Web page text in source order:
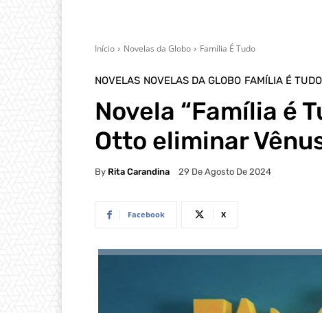
Início Novelas da Globo Família É Tudo
NOVELAS NOVELAS DA GLOBO FAMÍLIA É TUDO
Novela “Família é
Otto eliminar
By Rita Carandina 29 De Agosto De 2024
Facebook X